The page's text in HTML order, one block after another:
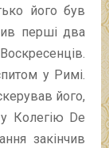
його був
перші два
у Римі.
його,
у Колегію De
закінчив